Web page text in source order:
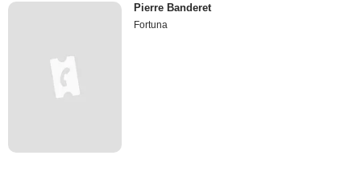
Pierre Banderet
Fortuna